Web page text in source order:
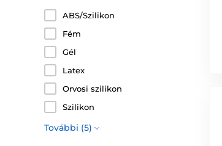
ABS/Szilikon
Fém
Gél
Latex
Orvosi szilikon
Szilikon
További (5)